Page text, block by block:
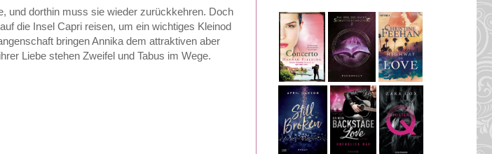
und dorthin muss sie wieder zurückkehren. Doch
die Insel Capri reisen, um ein wichtiges Kleinod
bringen Annika dem attraktiven aber
Liebe stehen Zweifel und Tabus im Wege.